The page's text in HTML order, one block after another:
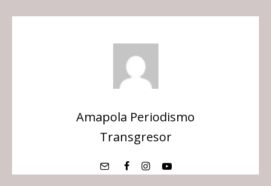
Amapola Periodismo
Transgresor